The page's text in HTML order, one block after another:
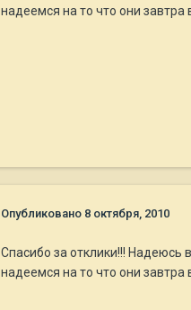
надеемся на то что они завтра
Опубликовано 8 октября, 2010
Спасибо за отклики!!! Надеюсь
надеемся на то что они завтра